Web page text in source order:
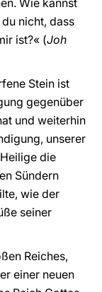
Wie kannst
nicht, dass
ist?« (Joh
Stein ist
gegenüber
und weiterhin
unserer
die
Sündern
wie der
seiner
Reiches,
einer neuen